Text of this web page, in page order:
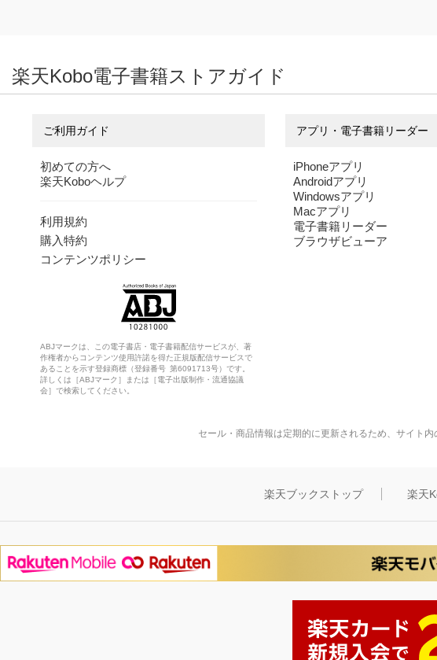
楽天Kobo電子書籍ストアガイド
ご利用ガイド
初めての方へ
楽天Koboヘルプ
利用規約
購入特約
コンテンツポリシー
ABJマークは、この電子書店・電子書籍配信サービスが、著
作権者からコンテンツ使用許諾を得た正規版配信サービスで
あることを示す登録商標（登録番号 第6091713号）です。
詳しくは［ABJマーク］または［電子出版制作・流通協議
会］で検索してください。
アプリ・電子書籍リーダー
iPhoneアプリ
Androidアプリ
Windowsアプリ
Macアプリ
電子書籍リーダー
ブラウザビューア
セール・商品情報は定期的に更新されるため、サイト
楽天ブックストップ 楽天